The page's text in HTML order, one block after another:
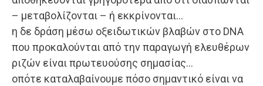
– μεταβολίζονται – ή εκκρίνονται…
η δε δράση μέσω οξειδωτικών βλαβών στο DNA
που προκαλούνται από την παραγωγή ελευθέρων
ριζών είναι πρωτευούσης σημασίας…
οπότε καταλαβαίνουμε πόσο σημαντικό είναι να